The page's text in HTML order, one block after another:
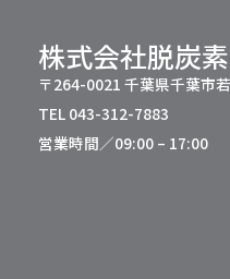
株式会社脱炭
〒264-0021 千葉県千葉市
TEL 043-312-7883
営業時間／09:00 – 17:00